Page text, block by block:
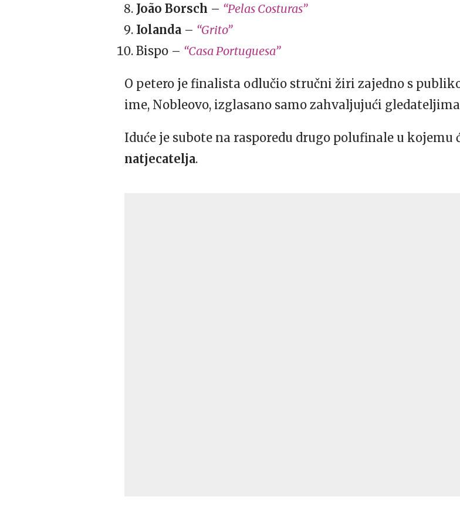
João Borsch – “Pelas Costuras”
Iolanda – “Grito”
Bispo – “Casa Portuguesa”
O petero je finalista odlučio stručni žiri zajedno s
ime, Nobleovo, izglasano samo zahvaljujući
Iduće je subote na rasporedu drugo polufinale u kojemu
natjecatelja.